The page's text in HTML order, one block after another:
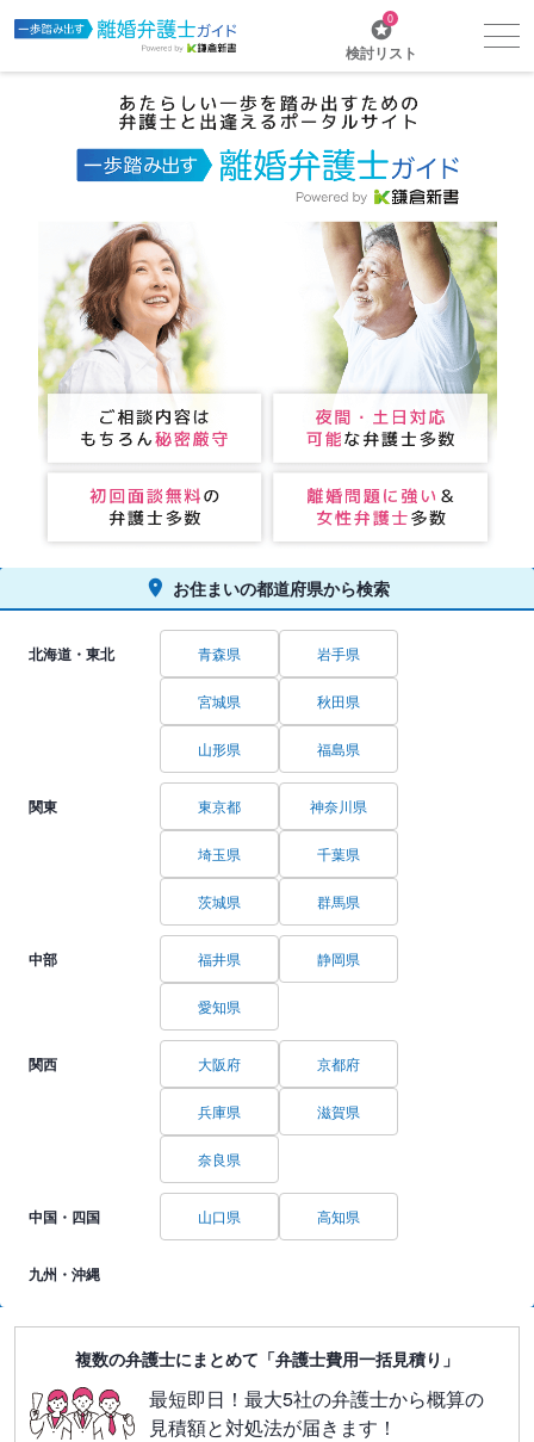
0
検討リスト
お住まいの都道府県から検索
北海道・東北 青森県 岩手県
宮城県 秋田県
山形県 福島県
関東 東京都 神奈川県
埼玉県 千葉県
茨城県 群馬県
中部 福井県 静岡県
愛知県
関西 大阪府 京都府
兵庫県 滋賀県
奈良県
中国・四国 山口県 高知県
九州・沖縄
複数の弁護士にまとめて「弁護士費用一括見積り」
最短即日！最大5社の弁護士から概算の
見積額と対処法が届きます！